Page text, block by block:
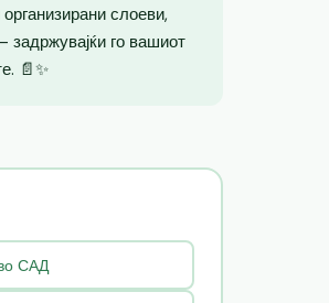
слоеви,
задржувајќи го вашиот
📄✨
САД